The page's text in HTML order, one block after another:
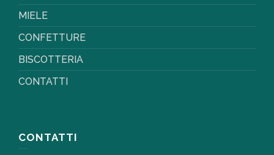
MIELE
CONFETTURE
BISCOTTERIA
CONTATTI
CONTATTI